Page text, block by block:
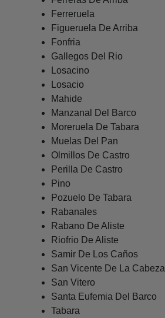
Ferreruela
Figueruela De Arriba
Fonfria
Gallegos Del Rio
Losacino
Losacio
Mahide
Manzanal Del Barco
Moreruela De Tabara
Muelas Del Pan
Olmillos De Castro
Perilla De Castro
Pino
Pozuelo De Tabara
Rabanales
Rabano De Aliste
Riofrio De Aliste
Samir De Los Caños
San Vicente De La Cabeza
San Vitero
Santa Eufemia Del Barco
Tabara